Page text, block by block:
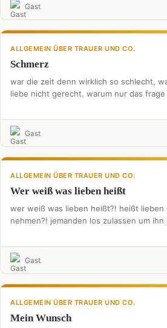
Gast
ALLGEMEIN ÜBER TRAUER UND CO.
Schmerz
war die zeit denn wirklich so schlecht,
liebe nicht gerecht. warum nur das
Gast
ALLGEMEIN ÜBER TRAUER UND CO.
Wer weiß was lieben heißt
wer weiß was lieben heißt?! heißt lieben
nehmen?! jemanden los zulassen um
Gast
ALLGEMEIN ÜBER TRAUER UND CO.
Mein Wunsch